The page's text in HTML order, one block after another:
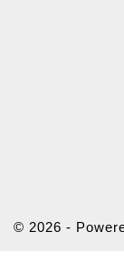
© 2026 -